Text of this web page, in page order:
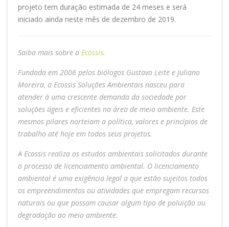
projeto tem duração estimada de 24 meses e será
iniciado ainda neste mês de dezembro de 2019.
Saiba mais sobre a Ecossis.
Fundada em 2006 pelos biólogos Gustavo Leite e Juliano
Moreira, a Ecossis Soluções Ambientais nasceu para
atender à uma crescente demanda da sociedade por
soluções ágeis e eficientes na área de meio ambiente. Este
mesmos pilares norteiam a política, valores e princípios de
trabalho até hoje em todos seus projetos.
A Ecossis realiza os estudos ambientais solicitados durante
o processo de licenciamento ambiental. O licenciamento
ambiental é uma exigência legal a que estão sujeitos todos
os empreendimentos ou atividades que empregam recursos
naturais ou que possam causar algum tipo de poluição ou
degradação ao meio ambiente.